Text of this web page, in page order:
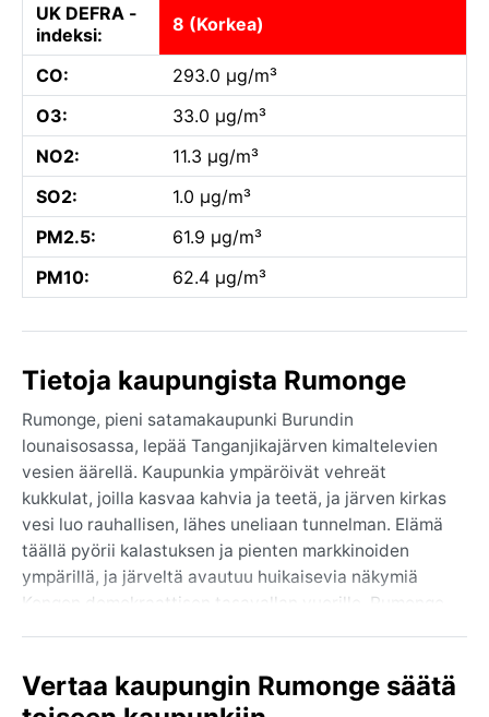
UK DEFRA -
indeksi:
8 (Korkea)
CO:
293.0 µg/m³
O3:
33.0 µg/m³
NO2:
11.3 µg/m³
SO2:
1.0 µg/m³
PM2.5:
61.9 µg/m³
PM10:
62.4 µg/m³
Tietoja kaupungista Rumonge
Rumonge, pieni satamakaupunki Burundin
lounaisosassa, lepää Tanganjikajärven kimaltelevien
vesien äärellä. Kaupunkia ympäröivät vehreät
kukkulat, joilla kasvaa kahvia ja teetä, ja järven kirkas
vesi luo rauhallisen, lähes uneliaan tunnelman. Elämä
täällä pyörii kalastuksen ja pienten markkinoiden
ympärillä, ja järveltä avautuu huikaisevia näkymiä
Kongon demokraattisen tasavallan vuorille. Rumonge
luonnon rauhaan.
Vertaa kaupungin Rumonge säätä